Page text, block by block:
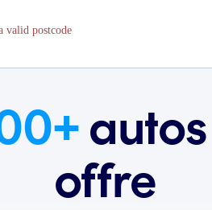
offre
valid postcode